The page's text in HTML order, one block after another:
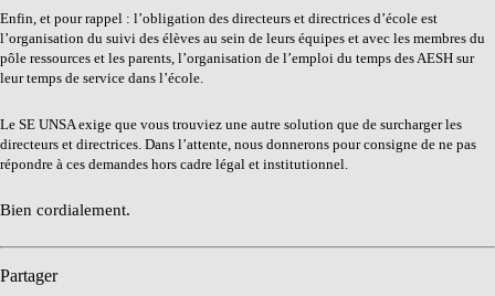
Enfin, et pour rappel : l’obligation des directeurs et directrices d’école est
l’organisation du suivi des élèves au sein de leurs équipes et avec les membres du
pôle ressources et les parents, l’organisation de l’emploi du temps des AESH sur
leur temps de service dans l’école.
Le SE UNSA exige que vous trouviez une autre solution que de surcharger les
directeurs et directrices. Dans l’attente, nous donnerons pour consigne de ne pas
répondre à ces demandes hors cadre légal et institutionnel.
Bien cordialement.
Partager